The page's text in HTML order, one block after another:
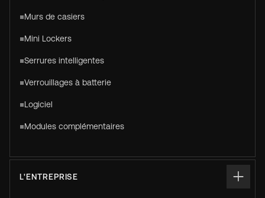
Murs de casiers
Mini Lockers
Serrures intelligentes
Verrouillages à batterie
Logiciel
Modules complémentaires
L'ENTREPRISE